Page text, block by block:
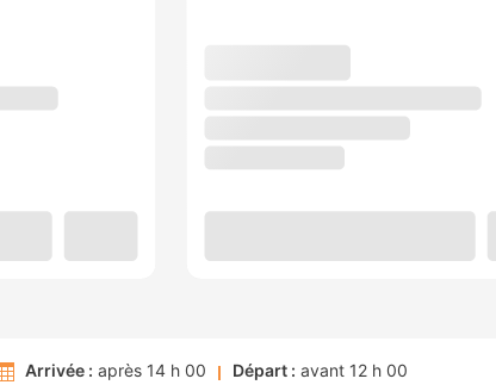
Arrivée : après 14 h 00 Départ : avant 12 h 00